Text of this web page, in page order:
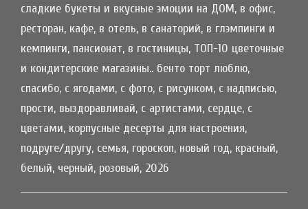
сладкие букеты и вкусные эмоции на ДОМ, в офис,
ресторан, кафе, в отель, в санаторий, в глэмпинги и
кемпинги, пансионат, в гостиницы, ТОП-10 цветочные
и кондитерские магазины.. бенто торт люблю,
спасибо, с ягодами, с фото, с рисунком, с надписью,
прости, выздоравливай, с артистами, сердце, с
цветами, корпусные десерты для настроения,
подруге/другу, семья, гороскоп, новый год, красный,
белый, черный, розовый, 2026